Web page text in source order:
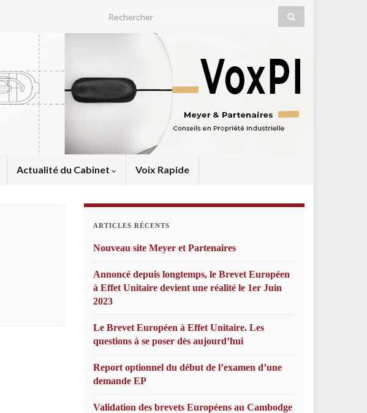
Search for:
Actualité du Cabinet Voix Rapide
ARTICLES RÉCENTS
Nouveau site Meyer et Partenaires
Annoncé depuis longtemps, le Brevet Européen
à Effet Unitaire devient une réalité le 1er Juin
2023
Le Brevet Européen à Effet Unitaire. Les
questions à se poser dès aujourd’hui
Report optionnel du début de l’examen d’une
demande EP
Validation des brevets Européens au Cambodge